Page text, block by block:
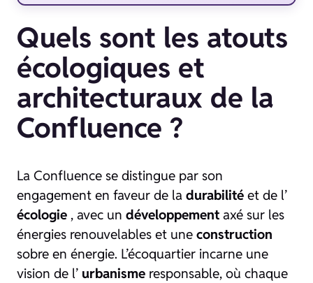
Quels sont les atouts
écologiques et
architecturaux de la
Confluence ?
La Confluence se distingue par son
engagement en faveur de la durabilité et de l’
écologie , avec un développement axé sur les
énergies renouvelables et une construction
sobre en énergie. L’écoquartier incarne une
vision de l’ urbanisme responsable, où chaque